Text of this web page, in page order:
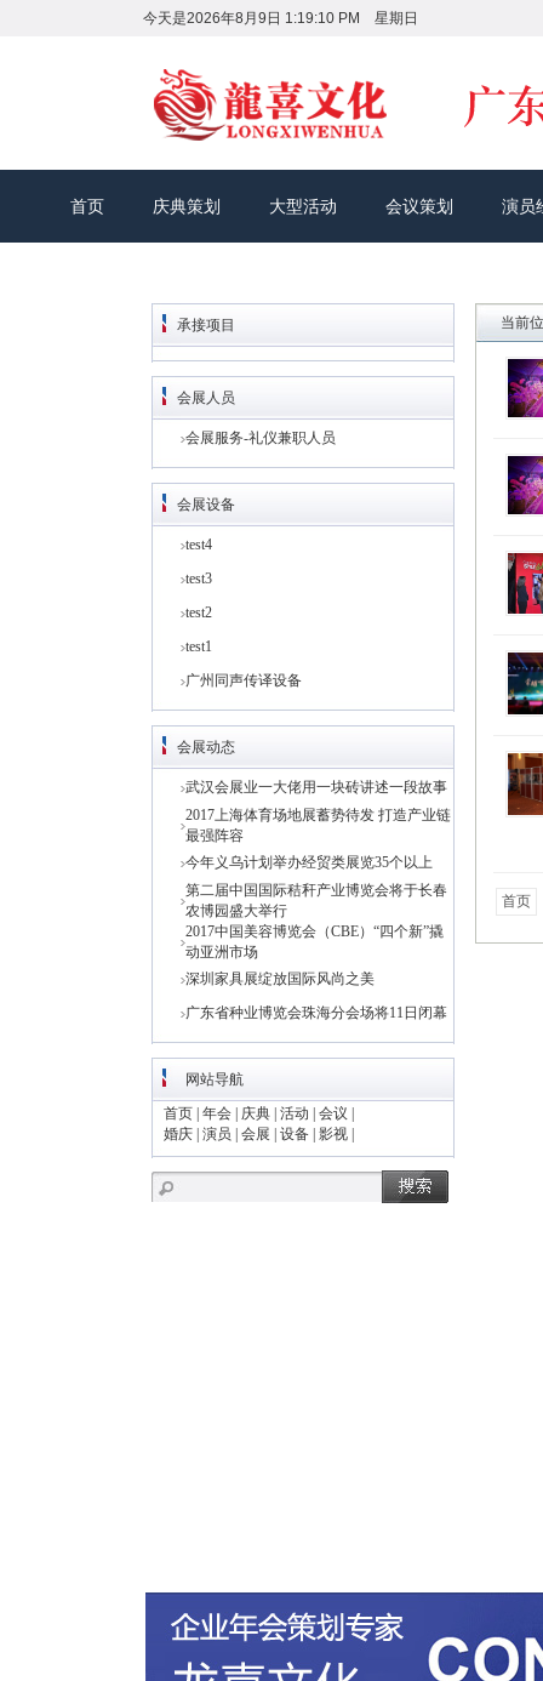
今天是2026年8月9日 1:19:11 PM 星期日
首页 庆典策划 大型活动 会议策划 演员
承接项目
会展人员
会展服务-礼仪兼职人员
会展设备
test4
test3
test2
test1
广州同声传译设备
会展动态
武汉会展业一大佬用一块砖讲述一段故事
2017上海体育场地展蓄势待发 打造产业链
最强阵容
今年义乌计划举办经贸类展览35个以上
第二届中国国际秸秆产业博览会将于长春
农博园盛大举行
2017中国美容博览会（CBE）“四个新”撬
动亚洲市场
深圳家具展绽放国际风尚之美
广东省种业博览会珠海分会场将11日闭幕
网站导航
首页 年会 庆典 活动 会议
婚庆 演员 会展 设备 影视
当前
首页